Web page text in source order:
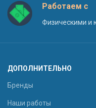
Работаем с
Физическими и
ДОПОЛНИТЕЛЬНО
Бренды
Наши работы